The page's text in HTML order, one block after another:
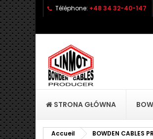
Téléphone: +48 34 32-40-147
STRONA GŁÓWNA
Accueil BOWDEN CABLES